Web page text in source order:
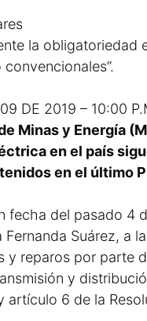
la
DE 2019 – 10:00
Minas y Energía
en el país
en el último
fecha del pasado 4
Fernanda Suárez, a
y reparos por parte
y
artículo 6 de la